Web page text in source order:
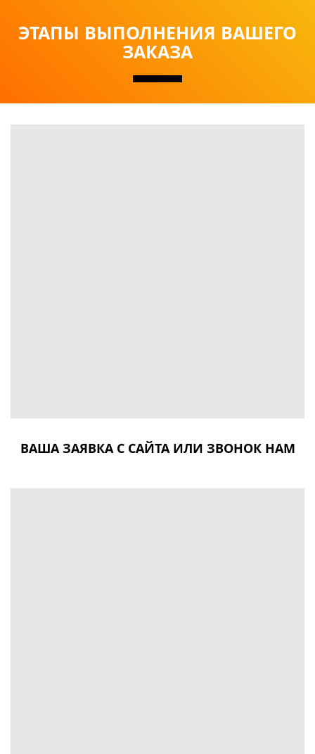
ЭТАПЫ ВЫПОЛНЕНИЯ ВАШЕГО
ЗАКАЗА
ВАША ЗАЯВКА С САЙТА ИЛИ ЗВОНОК НАМ